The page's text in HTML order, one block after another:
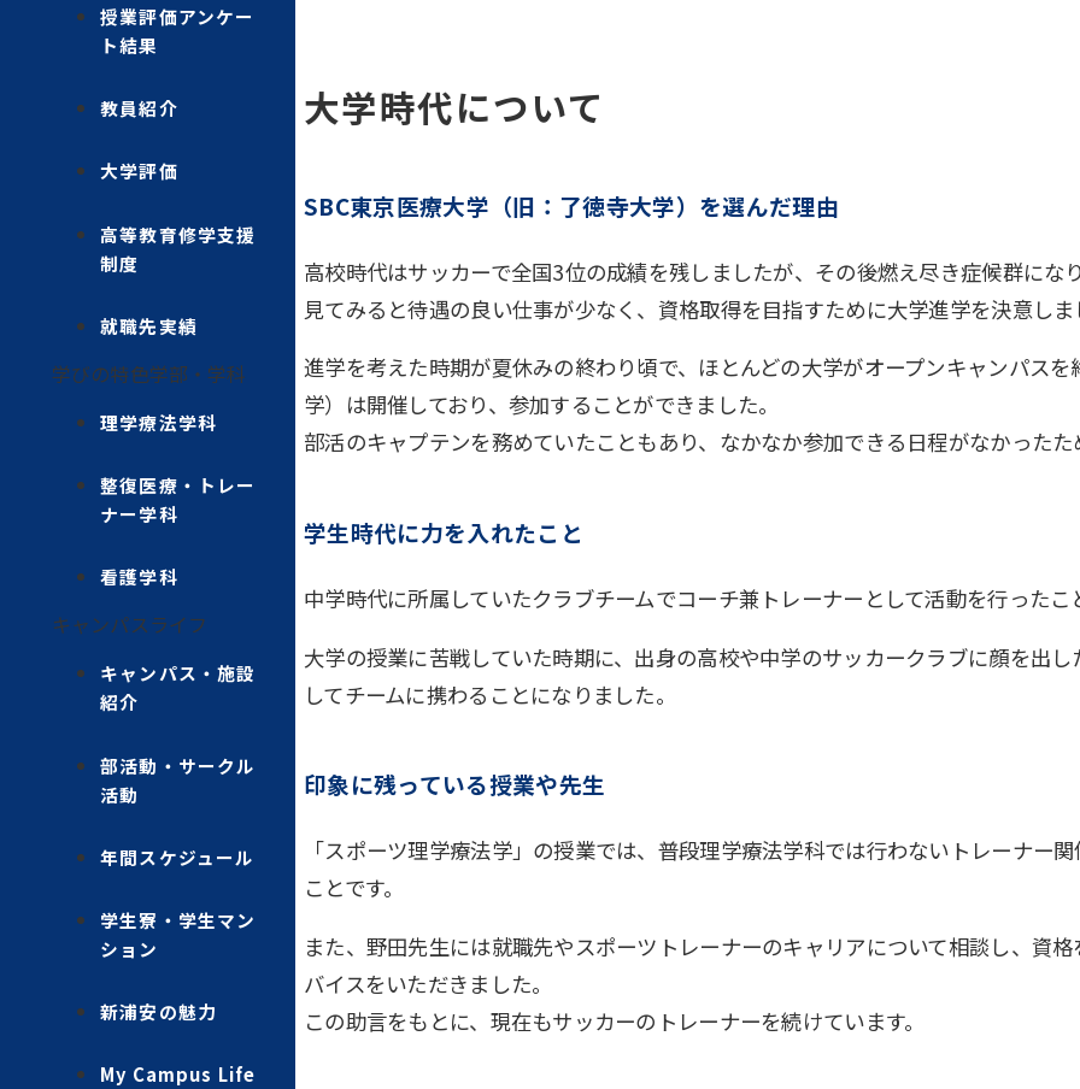
授業評価アンケー
ト結果
教員紹介
大学評価
高等教育修学支援
制度
就職先実績
学びの特色学部・学科
理学療法学科
整復医療・トレー
ナー学科
看護学科
キャンパスライフ
キャンパス・施設
紹介
部活動・サークル
活動
年間スケジュール
学生寮・学生マン
ション
新浦安の魅力
My Campus Life
大学時代について
SBC東京医療大学（旧：了徳寺大学）を選んだ理由
高校時代はサッカーで全国3位の成績を残しましたが、その後燃え尽き症候群に
見てみると待遇の良い仕事が少なく、資格取得を目指すために大学進学を決意し
進学を考えた時期が夏休みの終わり頃で、ほとんどの大学がオープンキャンパス
学）は開催しており、参加することができました。
部活のキャプテンを務めていたこともあり、なかなか参加できる日程がなかった
学生時代に力を入れたこと
中学時代に所属していたクラブチームでコーチ兼トレーナーとして活動を行ったこ
大学の授業に苦戦していた時期に、出身の高校や中学のサッカークラブに顔を出
してチームに携わることになりました。
印象に残っている授業や先生
「スポーツ理学療法学」の授業では、普段理学療法学科では行わないトレーナー
ことです。
また、野田先生には就職先やスポーツトレーナーのキャリアについて相談し、資
バイスをいただきました。
この助言をもとに、現在もサッカーのトレーナーを続けています。